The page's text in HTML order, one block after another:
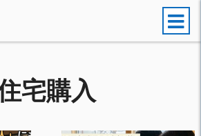
宅購入